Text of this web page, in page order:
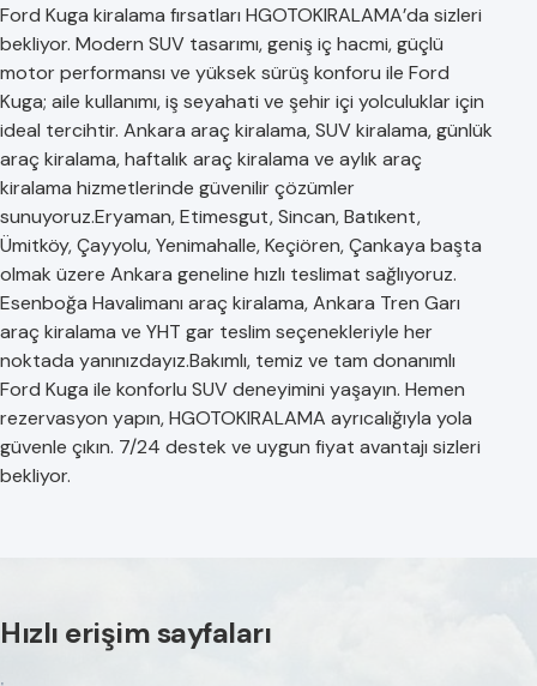
Ford Kuga kiralama fırsatları HGOTOKIRALAMA’da sizleri
bekliyor. Modern SUV tasarımı, geniş iç hacmi, güçlü
motor performansı ve yüksek sürüş konforu ile Ford
Kuga; aile kullanımı, iş seyahati ve şehir içi yolculuklar için
ideal tercihtir. Ankara araç kiralama, SUV kiralama, günlük
araç kiralama, haftalık araç kiralama ve aylık araç
kiralama hizmetlerinde güvenilir çözümler
sunuyoruz.Eryaman, Etimesgut, Sincan, Batıkent,
Ümitköy, Çayyolu, Yenimahalle, Keçiören, Çankaya başta
olmak üzere Ankara geneline hızlı teslimat sağlıyoruz.
Esenboğa Havalimanı araç kiralama, Ankara Tren Garı
araç kiralama ve YHT gar teslim seçenekleriyle her
noktada yanınızdayız.Bakımlı, temiz ve tam donanımlı
Ford Kuga ile konforlu SUV deneyimini yaşayın. Hemen
rezervasyon yapın, HGOTOKIRALAMA ayrıcalığıyla yola
güvenle çıkın. 7/24 destek ve uygun fiyat avantajı sizleri
bekliyor.
Hızlı erişim sayfaları